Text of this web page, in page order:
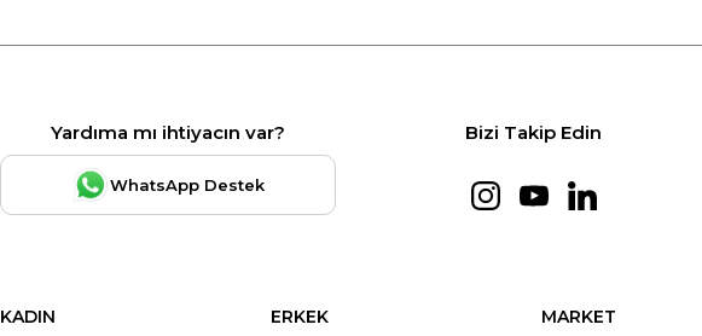
Yardıma mı ihtiyacın var?
WhatsApp Destek
Bizi Takip Edin
KADIN
ERKEK
MARKET